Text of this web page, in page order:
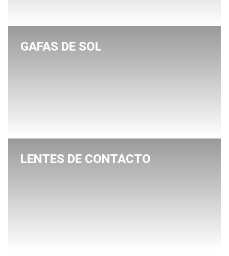
GAFAS DE SOL
LENTES DE CONTACTO